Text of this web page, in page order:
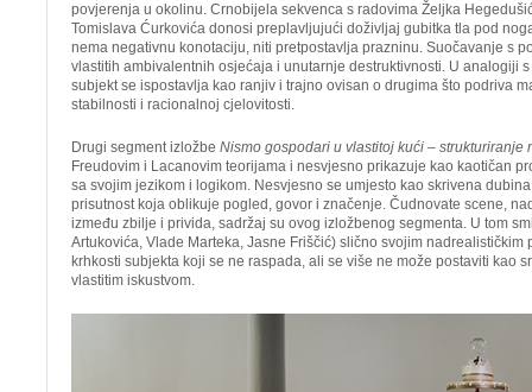
povjerenja u okolinu. Crnobijela sekvenca s radovima Željka
Tomislava Ćurkovića donosi preplavljujući doživljaj gubitka tla pod
nema negativnu konotaciju, niti pretpostavlja prazninu. Suočavanje s
vlastitih ambivalentnih osjećaja i unutarnje destruktivnosti. U analogiji
subjekt se ispostavlja kao ranjiv i trajno ovisan o drugima što podriva
stabilnosti i racionalnoj cjelovitosti.
Drugi segment izložbe Nismo gospodari u vlastitoj kući – strukturiranje
Freudovim i Lacanovim teorijama i nesvjesno prikazuje kao kaotičan
sa svojim jezikom i logikom. Nesvjesno se umjesto kao skrivena
prisutnost koja oblikuje pogled, govor i značenje. Čudnovate scene,
između zbilje i privida, sadržaj su ovog izložbenog segmenta. U tom
Artukovića, Vlade Marteka, Jasne Friščić) slično svojim nadrealističkim
krhkosti subjekta koji se ne raspada, ali se više ne može postaviti kao
vlastitim iskustvom.